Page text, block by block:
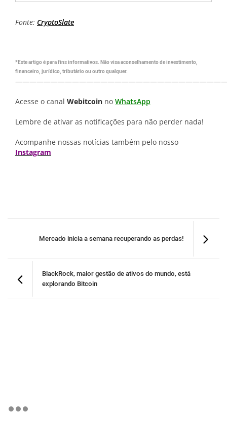
Fonte: CryptoSlate
*Este artigo é para fins informativos. Não visa aconselhamento de investimento,
financeiro, jurídico, tributário ou outro qualquer.
Acesse o canal Webitcoin no WhatsApp
Lembre de ativar as notificações para não perder nada!
Acompanhe nossas notícias também pelo nosso
Instagram
Mercado inicia a semana recuperando as perdas!
BlackRock, maior gestão de ativos do mundo, está
explorando Bitcoin